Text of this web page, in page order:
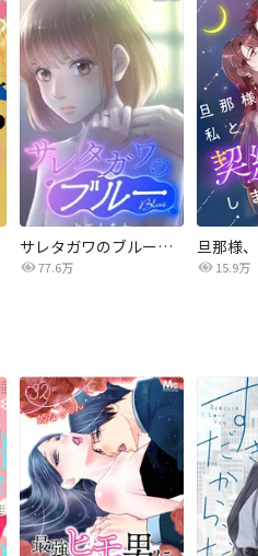
サレタガワのブルー【タテヨミ】
77.6万 15.9万